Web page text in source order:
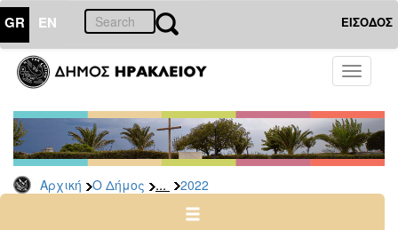
GR EN ΕΙΣΟΔΟΣ
Toggle
Αρχική Ο Δήμος ... 2022
ΔΗΜΟΣ
Δελτία
Τύπου
Αρχείο
2026